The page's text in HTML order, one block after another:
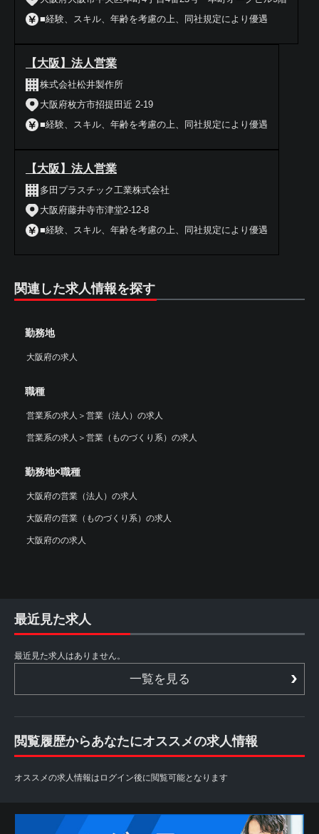
■経験、スキル、年齢を考慮の上、同社規定により優遇
【大阪】法人営業
株式会社松井製作所
大阪府枚方市招提田近 2-19
■経験、スキル、年齢を考慮の上、同社規定により優遇
【大阪】法人営業
多田プラスチック工業株式会社
大阪府藤井寺市津堂2-12-8
■経験、スキル、年齢を考慮の上、同社規定により優遇
関連した求人情報を探す
勤務地
大阪府の求人
職種
営業系の求人 ＞ 営業（法人）の求人
営業系の求人 ＞ 営業（ものづくり系）の求人
勤務地×職種
大阪府の営業（法人）の求人
大阪府の営業（ものづくり系）の求人
大阪府のの求人
最近見た求人
最近見た求人はありません。
一覧を見る
閲覧履歴からあなたにオススメの求人情報
オススメの求人情報はログイン後に閲覧可能となります